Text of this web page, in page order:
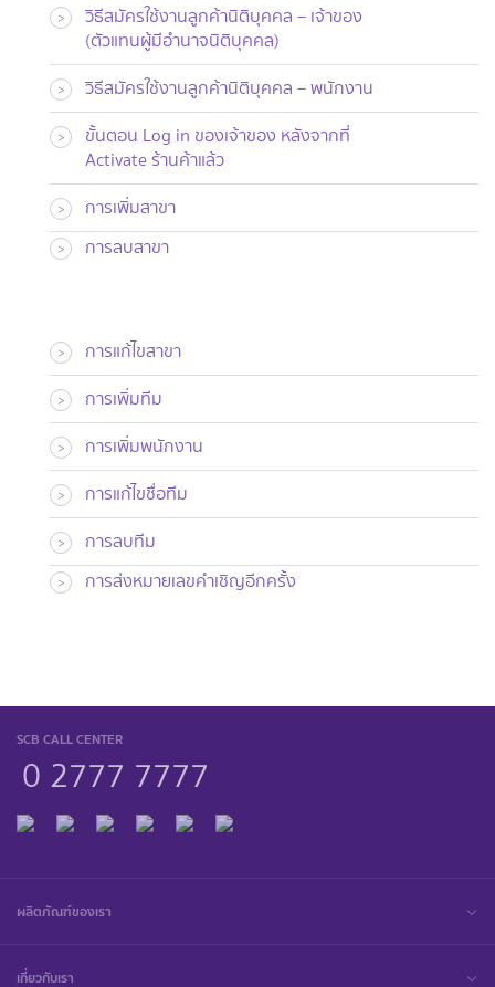
>
วิธีสมัครใช้งานลูกค้านิติบุคคล – เจ้าของ
(ตัวแทนผู้มีอำนาจนิติบุคคล)
> วิธีสมัครใช้งานลูกค้านิติบุคคล – พนักงาน
>
ขั้นตอน Log in ของเจ้าของ หลังจากที่
Activate ร้านค้าแล้ว
> การเพิ่มสาขา
> การลบสาขา
> การแก้ไขสาขา
> การเพิ่มทีม
> การเพิ่มพนักงาน
> การแก้ไขชื่อทีม
> การลบทีม
> การส่งหมายเลขคำเชิญอีกครั้ง
SCB CALL CENTER
0 2777 7777
ผลิตภัณฑ์ของเรา
เกี่ยวกับเรา